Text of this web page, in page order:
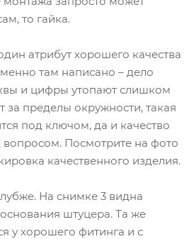
то гайка.
атрибут хорошего качества
там написано – дело
и цифры утопают слишком
за пределы окружности, такая
под ключом, да и качество
Посмотрите на фото
качественного изделия.
На снимке 3 видна
штуцера. Та же
у хорошего фитинга и с